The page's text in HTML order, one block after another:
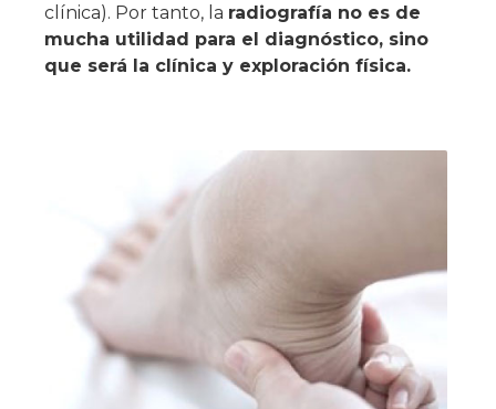
clínica). Por tanto, la radiografía no es de
mucha utilidad para el diagnóstico, sino
que será la clínica y exploración física.